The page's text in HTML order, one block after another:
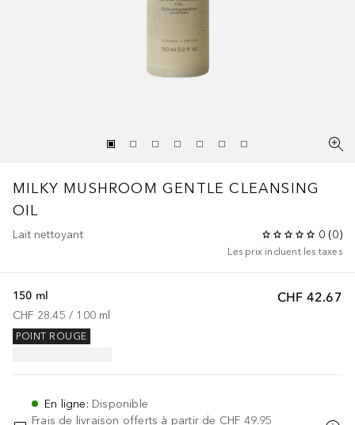
MILKY MUSHROOM GENTLE CLEANSING
OIL
Lait nettoyant 0 (0)
Les prix incluent les taxes
CHF 42.67
150 ml
CHF 28.45 / 100 ml
POINT ROUGE
En ligne: Disponible
Frais de livraison offerts à partir de CHF 49.95